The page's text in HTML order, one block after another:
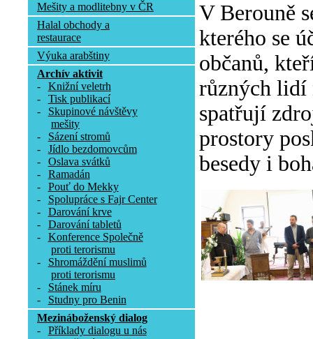
Mešity a modlitebny v ČR
Halal obchody a
restaurace
Výuka arabštiny
Archív aktivit
-
Knižní veletrh
-
Tisk publikací
-
Skupinové návštěvy
mešity
-
Sázení stromů
-
Jídlo bezdomovcům
-
Oslava svátků
-
Ramadán
-
Pouť do Mekky
-
Spolupráce s Fajr Center
-
Darování krve
-
Darování tabletů
-
Konference Společně
proti terorismu
-
Shromáždění muslimů
proti terorismu
-
Stánek míru
-
Studny pro Benin
Mezináboženský dialog
-
Příklady dialogu u nás
V Berouně
kterého se
občanů,
různých lidí
spatřují
prostory
besedy i